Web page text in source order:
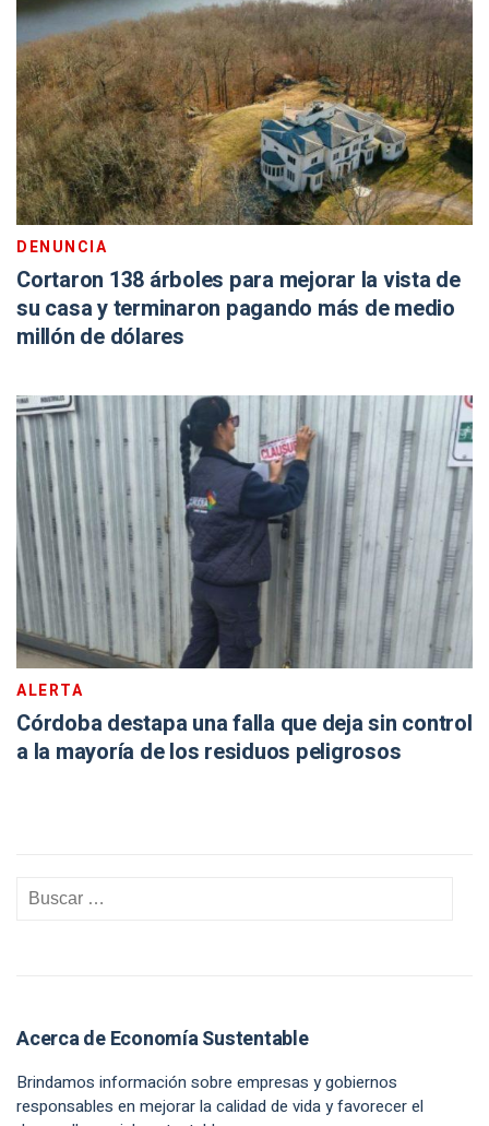
DENUNCIA
Cortaron 138 árboles para mejorar la vista de
su casa y terminaron pagando más de medio
millón de dólares
ALERTA
Córdoba destapa una falla que deja sin control
a la mayoría de los residuos peligrosos
Acerca de Economía Sustentable
Brindamos información sobre empresas y gobiernos
responsables en mejorar la calidad de vida y favorecer el